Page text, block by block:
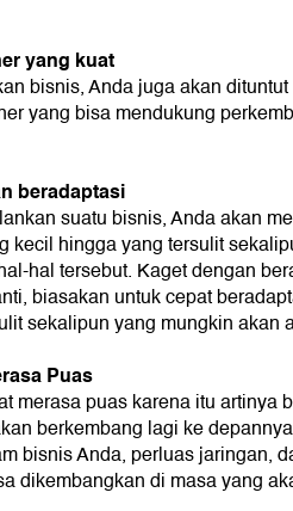
yang kuat
bisnis, Anda juga akan
yang bisa mendukung
beradaptasi
suatu bisnis, Anda akan
kecil hingga yang tersulit
hal tersebut. Kaget dengan
biasakan untuk cepat
sekalipun yang mungkin akan
Puas
merasa puas karena itu artinya
berkembang lagi ke
bisnis Anda, perluas jaringan,
dikembangkan di masa yang